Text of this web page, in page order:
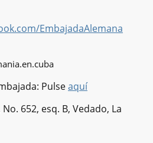
EmbajadaAlemana
Pulseaquí
652, esq. B, Vedado, La